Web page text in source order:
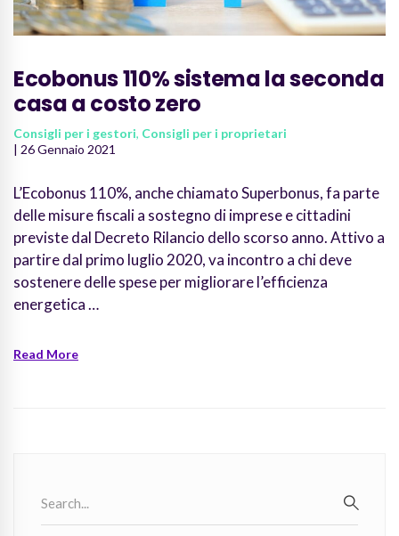
Ecobonus 110% sistema la seconda
casa a costo zero
Consigli per i gestori, Consigli per i proprietari
| 26 Gennaio 2021
L’Ecobonus 110%, anche chiamato Superbonus, fa parte
delle misure fiscali a sostegno di imprese e cittadini
previste dal Decreto Rilancio dello scorso anno. Attivo a
partire dal primo luglio 2020, va incontro a chi deve
sostenere delle spese per migliorare l’efficienza
energetica …
Read More
for: